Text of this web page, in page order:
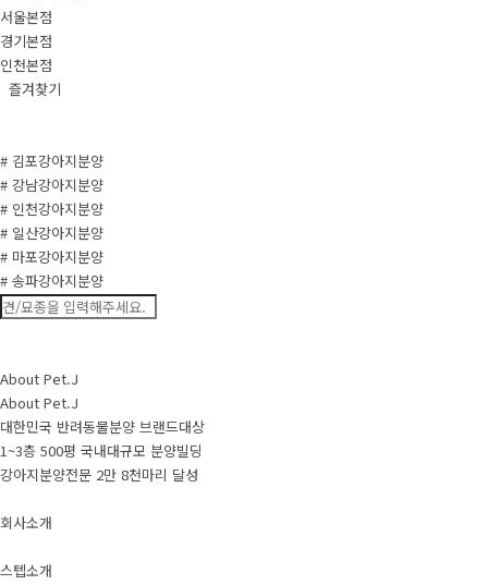
서울본점
경기본점
인천본점
즐겨찾기
# 김포강아지분양
# 강남강아지분양
# 인천강아지분양
# 일산강아지분양
# 마포강아지분양
# 송파강아지분양
About Pet.J
About Pet.J
대한민국 반려동물분양 브랜드대상
1~3층 500평 국내대규모 분양빌딩
강아지분양전문 2만 8천마리 달성
회사소개
스텝소개